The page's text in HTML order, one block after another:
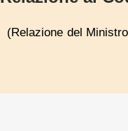
(Relazione del